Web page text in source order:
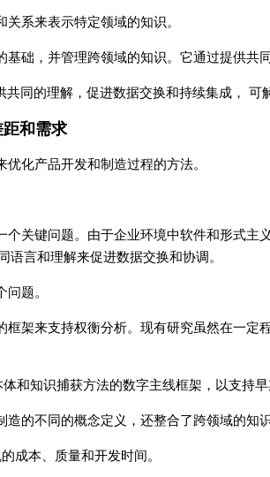
系来表示特定领域的知识。
础，并管理跨领域的知识。它通过提供共
同的理解，促进数据交换和持续集成， 可
和需求
化产品开发和制造过程的方法。
关键问题。由于企业环境中软件和形式主
言和理解来促进数据交换和协调。
题。
架来支持权衡分析。现有研究虽然在一定
和知识捕获方法的数字主线框架，以支持早
的不同的概念定义，还整合了跨领域的知
成本、质量和开发时间。